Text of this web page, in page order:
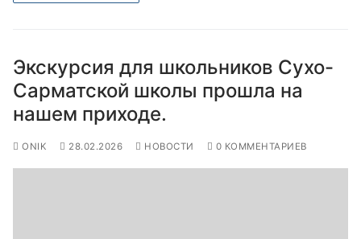
Экскурсия для школьников Сухо-
Сарматской школы прошла на
нашем приходе.
ONIK 28.02.2026 НОВОСТИ 0 КОММЕНТАРИЕВ